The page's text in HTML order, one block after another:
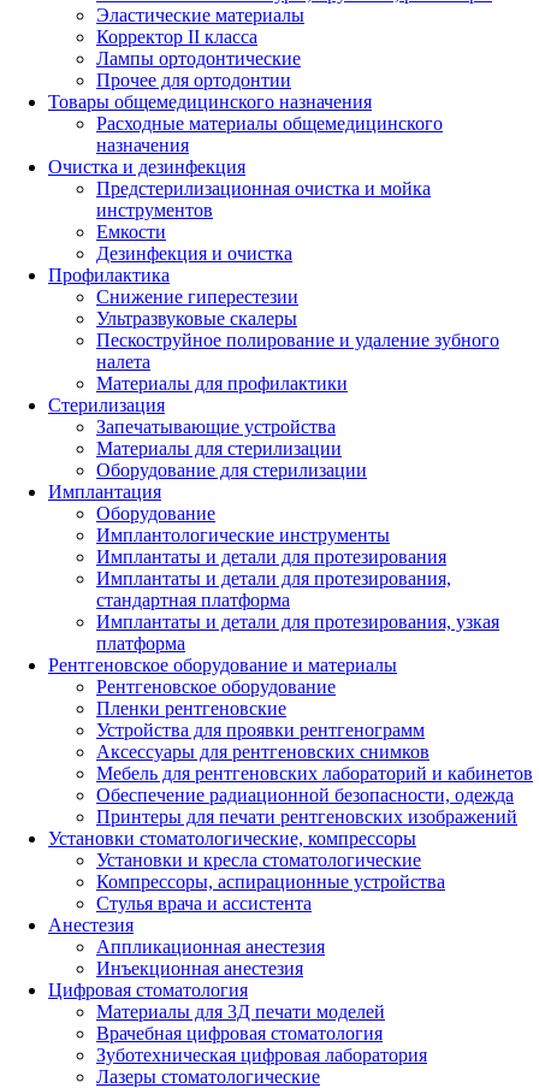
Эластические материалы
Корректор II класса
Лампы ортодонтические
Прочее для ортодонтии
Товары общемедицинского назначения
Расходные материалы общемедицинского
назначения
Очистка и дезинфекция
Предстерилизационная очистка и мойка
инструментов
Емкости
Дезинфекция и очистка
Профилактика
Снижение гиперестезии
Ультразвуковые скалеры
Пескоструйное полирование и удаление зубного
налета
Материалы для профилактики
Стерилизация
Запечатывающие устройства
Материалы для стерилизации
Оборудование для стерилизации
Имплантация
Оборудование
Имплантологические инструменты
Имплантаты и детали для протезирования
Имплантаты и детали для протезирования,
стандартная платформа
Имплантаты и детали для протезирования, узкая
платформа
Рентгеновское оборудование и материалы
Рентгеновское оборудование
Пленки рентгеновские
Устройства для проявки рентгенограмм
Аксессуары для рентгеновских снимков
Мебель для рентгеновских лабораторий и кабинетов
Обеспечение радиационной безопасности, одежда
Принтеры для печати рентгеновских изображений
Установки стоматологические, компрессоры
Установки и кресла стоматологические
Компрессоры, аспирационные устройства
Стулья врача и ассистента
Анестезия
Аппликационная анестезия
Инъекционная анестезия
Цифровая стоматология
Материалы для 3Д печати моделей
Врачебная цифровая стоматология
Зуботехническая цифровая лаборатория
Лазеры стоматологические